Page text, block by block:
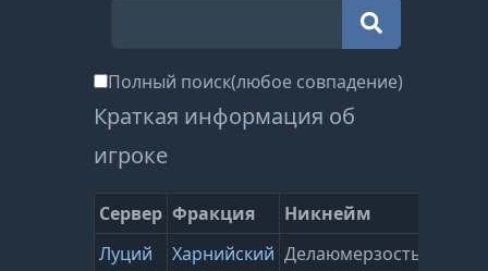
Полный поиск(любое совпадение)
Краткая информация об
игроке
Сервер Фракция Никнейм
Луций
Харнийский Делаюмерзость